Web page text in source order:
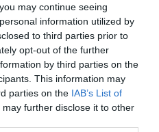
may continue seeing
information utilized by
to third parties prior to
opt-out of the further
by third parties on the
This information may
parties on the IAB’s List of
may further disclose it to other